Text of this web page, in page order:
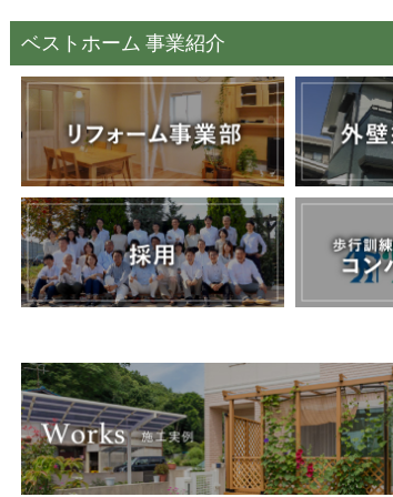
ベストホーム 事業紹介